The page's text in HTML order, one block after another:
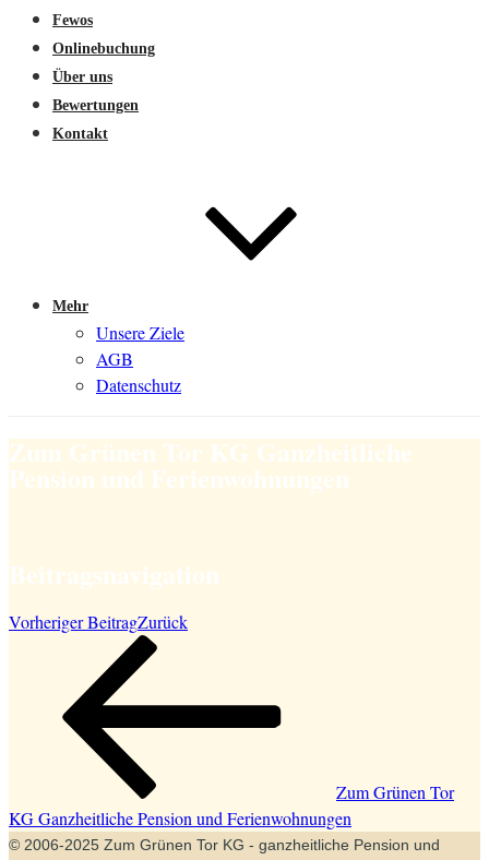
Fewos
Onlinebuchung
Über uns
Bewertungen
Kontakt
Mehr
Unsere Ziele
AGB
Datenschutz
Zum Grünen Tor KG Ganzheitliche
Pension und Ferienwohnungen
Beitragsnavigation
Vorheriger BeitragZurück
Zum Grünen Tor
KG Ganzheitliche Pension und Ferienwohnungen
© 2006-2025 Zum Grünen Tor KG - ganzheitliche Pension und